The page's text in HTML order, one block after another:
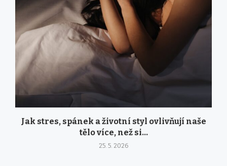
Jak stres, spánek a životní styl ovlivňují naše
tělo více, než si...
25. 5. 2026